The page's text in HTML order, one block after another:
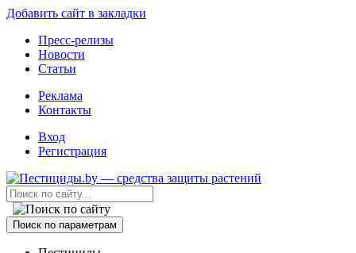
Добавить сайт в закладки
Пресс-релизы
Новости
Статьи
Реклама
Контакты
Вход
Регистрация
Поиск по параметрам